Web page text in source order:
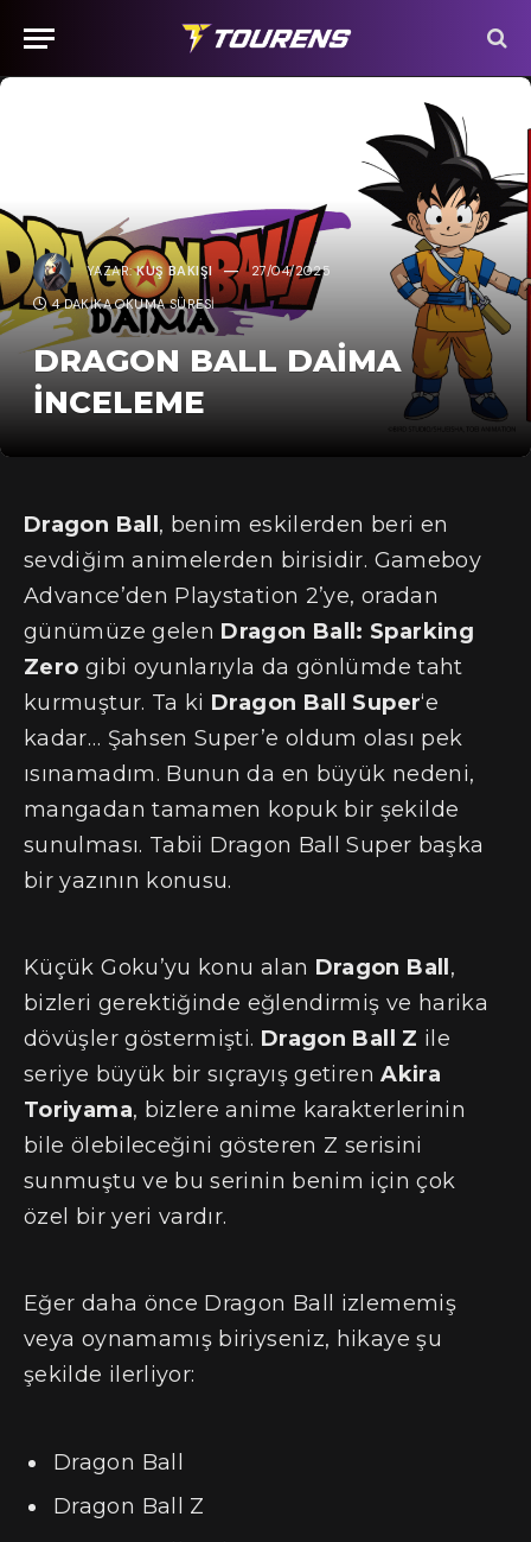
YAZAR: KUŞ BAKIŞI 27/04/2025
4 DAKIKA OKUMA SÜRESI
DRAGON BALL DAIMA
İNCELEME
Dragon Ball , benim eskilerden beri en
sevdiğim animelerden birisidir. Gameboy
Advance’den Playstation 2’ye, oradan
günümüze gelen Dragon Ball: Sparking
Zero gibi oyunlarıyla da gönlümde taht
kurmuştur. Ta ki Dragon Ball Super‘e
kadar… Şahsen Super’e oldum olası pek
ısınamadım. Bunun da en büyük nedeni,
mangadan tamamen kopuk bir şekilde
sunulması. Tabii Dragon Ball Super başka
bir yazının konusu.
Küçük Goku’yu konu alan Dragon Ball ,
bizleri gerektiğinde eğlendirmiş ve harika
dövüşler göstermişti. Dragon Ball Z ile
seriye büyük bir sıçrayış getirenAkira
Toriyama, bizlere anime karakterlerinin
bile ölebileceğini gösteren Z serisini
sunmuştu ve bu serinin benim için çok
özel bir yeri vardır.
Eğer daha önce Dragon Ball izlememiş
veya oynamamış biriyseniz, hikaye şu
şekilde ilerliyor:
Dragon Ball
Dragon Ball Z